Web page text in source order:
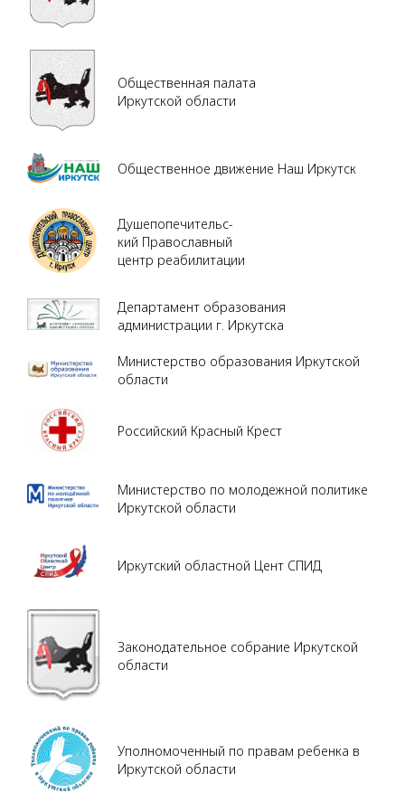
Общественная палата
Иркутской области
Общественное движение Наш Иркутск
Душепопечительс-
кий Православный
центр реабилитации
Департамент образования
администрации г. Иркутска
Министерство образования Иркутской
области
Российский Красный Крест
Министерство по молодежной политике
Иркутской области
Иркутский областной Цент СПИД
Законодательное собрание Иркутской
области
Уполномоченный по правам ребенка в
Иркутской области